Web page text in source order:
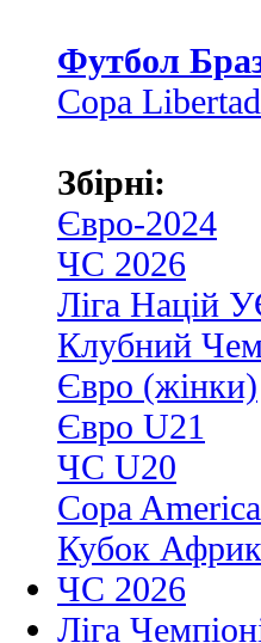
Футбол
Copa
Збірні:
Євро-2024
ЧС 2026
Ліга Націй
Клубний
Євро (жінки)
Євро U21
ЧС U20
Copa America
Кубок
ЧС 2026
Ліга